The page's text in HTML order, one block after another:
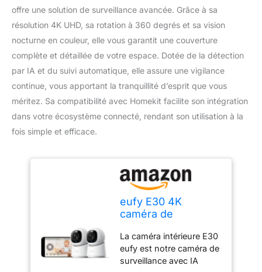
offre une solution de surveillance avancée. Grâce à sa
résolution 4K UHD, sa rotation à 360 degrés et sa vision
nocturne en couleur, elle vous garantit une couverture
complète et détaillée de votre espace. Dotée de la détection
par IA et du suivi automatique, elle assure une vigilance
continue, vous apportant la tranquillité d’esprit que vous
méritez. Sa compatibilité avec Homekit facilite son intégration
dans votre écosystème connecté, rendant son utilisation à la
fois simple et efficace.
eufy E30 4K
caméra de
intérieure, Paquet
de 2
La caméra intérieure E30
eufy est notre caméra de
surveillance avec IA